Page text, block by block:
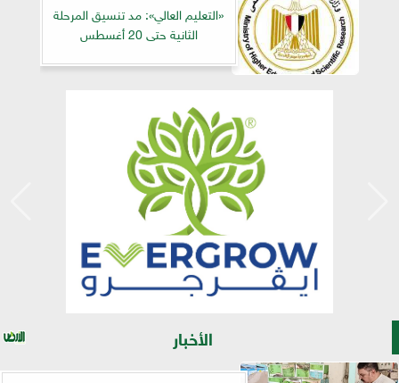
«التعليم العالي»: مد تنسيق المرحلة
الثانية حتى 20 أغسطس
الأخبار